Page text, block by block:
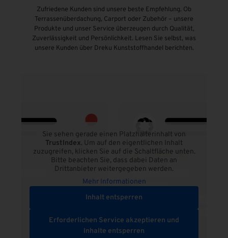
Zufriedene Kunden sind unsere beste Empfehlung. Ob
Terrassenüberdachung, Carport oder Zubehör – unsere
Produkte und unser Service überzeugen durch Qualität,
Zuverlässigkeit und Persönlichkeit. Lesen Sie selbst, was
unsere Kunden über Dreku Kunststoffhandel berichten.
Sie sehen gerade einen Platzhalterinhalt von
TrustIndex. Um auf den eigentlichen Inhalt
zuzugreifen, klicken Sie auf die Schaltfläche unten.
Bitte beachten Sie, dass dabei Daten an
Drittanbieter weitergegeben werden.
Mehr Informationen
Inhalt entsperren
Erforderlichen Service akzeptieren und
Inhalte entsperren